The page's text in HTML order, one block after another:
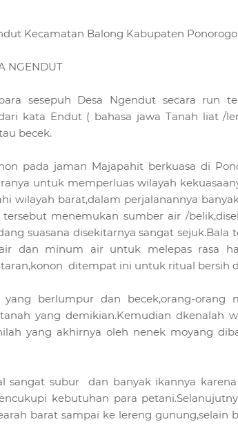
Kecamatan Balong Kabupaten Ponorogo
NGENDUT
sesepuh Desa Ngendut secara run
kata Endut ( bahasa jawa Tanah liat /
becek.
pada jaman Majapahit berkuasa di
untuk memperluas wilayah
wilayah barat,dalam perjalanannya
tersebut menemukan sumber air /
suasana disekitarnya sangat
dan minum air untuk melepas rasa
ditempat ini untuk ritual bersih
yang berlumpur dan becek,orang-orang
yang demikian.Kemudian dkenalah
yang akhirnya oleh nenek moyang
sangat subur dan banyak ikannya
kebutuhan para
barat sampai ke lereng gunung,selain